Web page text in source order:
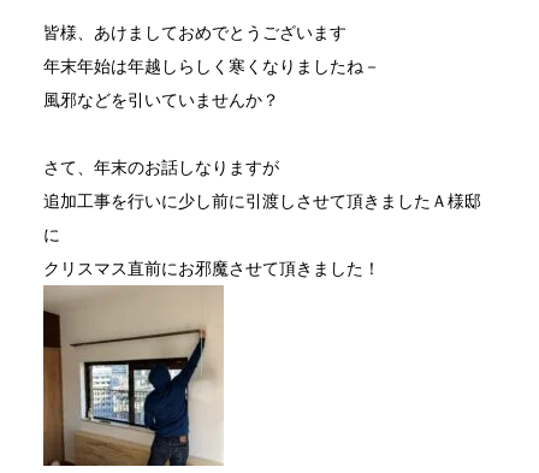
皆様、あけましておめでとうございます
年末年始は年越しらしく寒くなりましたね－
風邪などを引いていませんか？
さて、年末のお話しなりますが
追加工事を行いに少し前に引渡しさせて頂きましたＡ様邸
に
クリスマス直前にお邪魔させて頂きました！